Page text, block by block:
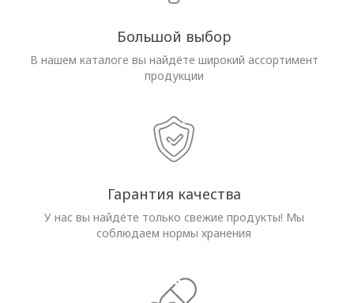
Большой выбор
В нашем каталоге вы найдёте широкий ассортимент
продукции
Гарантия качества
У нас вы найдёте только свежие продукты! Мы
соблюдаем нормы хранения